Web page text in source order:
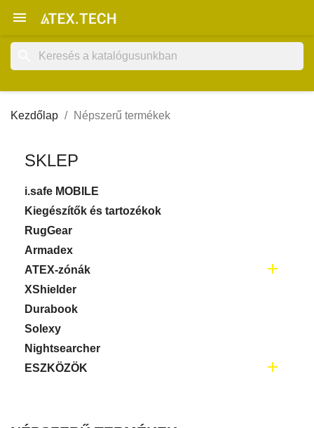

Kezdőlap Népszerű termékek
SKLEP
i.safe MOBILE
Kiegészítők és tartozékok
RugGear
Armadex
ATEX-zónák

XShielder
Durabook
Solexy
Nightsearcher
ESZKÖZÖK
